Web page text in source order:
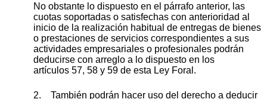
No obstante lo dispuesto en el párrafo anterior, las
cuotas soportadas o satisfechas con anterioridad al
inicio de la realización habitual de entregas de bienes
o prestaciones de servicios correspondientes a sus
actividades empresariales o profesionales podrán
deducirse con arreglo a lo dispuesto en los
artículos 57, 58 y 59 de esta Ley Foral.
2. También podrán hacer uso del derecho a deducir